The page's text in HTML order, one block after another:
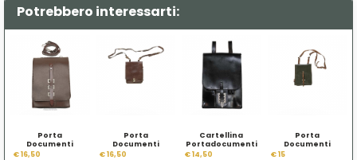
Potrebbero interessarti:
Porta
Documenti
ufficiale DDR
€ 16,50
Porta
Documenti
Ufficiale DDR
€ 16,50
Cartellina
Portadocumenti
Esercito
€ 14,50
Porta
Documenti
€ 15